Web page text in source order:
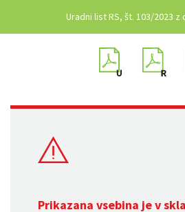
Uradni list RS, št. 103/2023 z
Prikazana vsebina je v